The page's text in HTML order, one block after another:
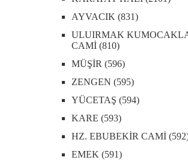
AYVACIK (831)
ULUIRMAK
CAMİ (810)
MÜŞİR (596)
ZENGEN (595)
YÜCETAŞ (594)
KARE (593)
HZ. EBUBEKİR CAMİ
EMEK (591)